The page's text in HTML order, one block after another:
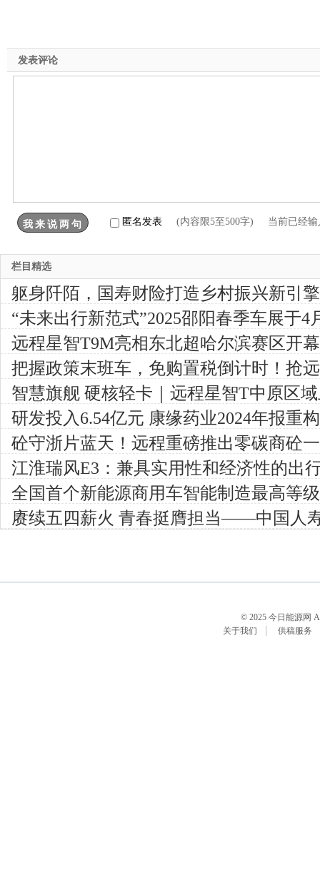
发表评论
匿名发表 (内容限5至500字) 当前已经
栏目精选
躯身阡陌，国寿财险打造乡村振兴新引擎
“未来出行新范式”2025邵阳春季车展于4
远程星智T9M亮相东北超哈尔滨赛区开
源 转型“东北潮”
把握政策末班车，免购置税倒计时！抢
省3万
智慧旗舰 硬核轻卡｜远程星智T中原区
新价值
研发投入6.54亿元 康缘药业2024年报重
砼守浙片蓝天！远程重磅推出零碳商砼
江淮瑞风E3：兼具实用性和经济性的出
全国首个新能源商用车智能制造最高等
地，引领智造新高度
赓续五四薪火 青春挺膺担当——中国人
© 2025 今日能源网
关于我们
供稿服务